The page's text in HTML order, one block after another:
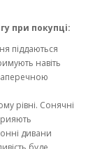
при покупці:
піддаються
навіть
рівні. Сонячні
дивани